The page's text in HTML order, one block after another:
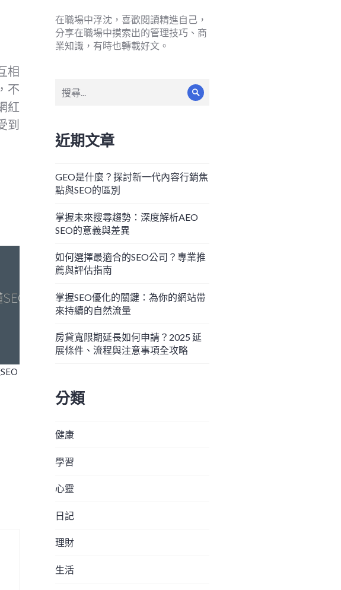
相
不
紅
到
在職場中浮沈，喜歡閱讀精進自己，
分享在職場中摸索出的管理技巧、商
業知識，有時也轉載好文。
尋
字:
搜
近期文章
GEO是什麼？探討新一代內容行銷焦
點與SEO的區別
掌握未來搜尋趨勢：深度解析AEO
SEO的意義與差異
如何選擇最適合的SEO公司？專業推
薦與評估指南
掌握SEO優化的關鍵：為你的網站帶
來持續的自然流量
房貸寬限期延長如何申請？2025 延
展條件、流程與注意事項全攻略
分類
健康
學習
心靈
日記
理財
生活